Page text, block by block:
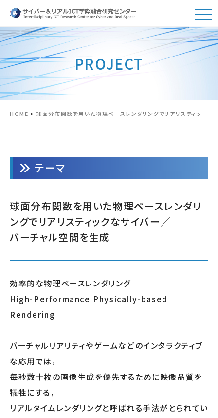
PROJECT
HOME >球面分布関数を用いた物理ベースレンダリングでリアリスティックなサイバー／バーチャル空間を生成
テーマ
球面分布関数を用いた物理ベースレンダリ
ングでリアリスティックなサイバー／
バーチャル空間を生成
効率的な物理ベースレンダリング
High-Performance Physically-based
Rendering
バーチャルリアリティやゲームなどのインタラクティブ
な応用では，
毎秒数十枚の画像生成を優先するために映像品質を
犠牲にする，
リアルタイムレンダリングと呼ばれる手法がとられてい